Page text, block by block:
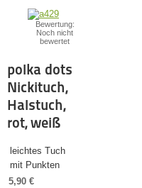
Bewertung:
Noch nicht
bewertet
polka dots
Nickituch,
Halstuch,
rot, weiß
leichtes Tuch
mit Punkten
5,90 €